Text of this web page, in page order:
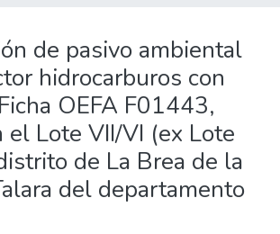
de pasivo ambiental
hidrocarburos con
OEFA F01443,
el Lote VII/VI (ex Lote
de La Brea de la
del departamento